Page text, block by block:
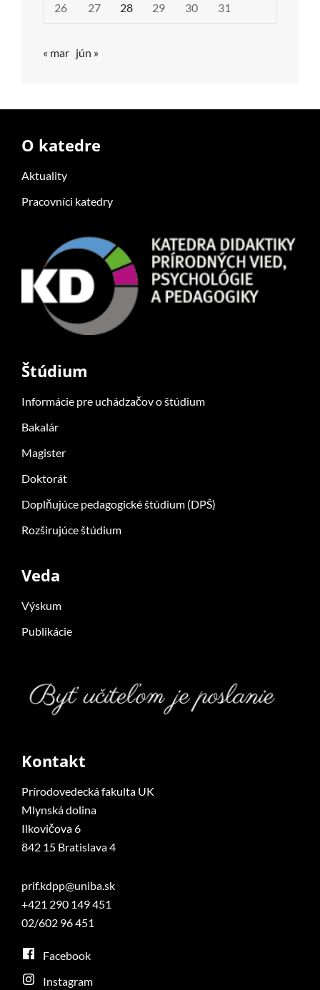
26 27 28 29 30 31
« mar jún »
O katedre
Aktuality
Pracovníci katedry
Štúdium
Informácie pre uchádzačov o štúdium
Bakalár
Magister
Doktorát
Doplňujúce pedagogické štúdium (DPŠ)
Rozširujúce štúdium
Veda
Výskum
Publikácie
Kontakt
Prírodovedecká fakulta UK
Mlynská dolina
Ilkovičova 6
842 15 Bratislava 4
prif.kdpp@uniba.sk
+421 290 149 451
02/602 96 451
Facebook
Instagram